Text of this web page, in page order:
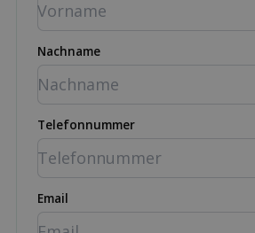
Nachname
Telefonnummer
Email